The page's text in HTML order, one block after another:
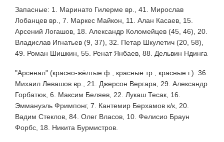
Запасные: 1. Маринато Гилерме вр., 41. Мирослав
Лобанцев вр., 7. Маркес Майкон, 11. Алан Касаев, 15.
Арсений Логашов, 18. Александр Коломейцев (45, 46), 20.
Владислав Игнатьев (9, 37), 32. Петар Шкулетич (20, 58),
49. Роман Шишкин, 55. Ренат Янбаев, 88. Дельвин Ндинга
"Арсенал" (красно-жёлтые ф., красные тр., красные г.): 36.
Михаил Левашов вр., 21. Джерсон Вергара, 29. Александр
Горбатюк, 6. Максим Беляев, 22. Лукаш Тесак, 16.
Эммануэль Фримпонг, 7. Кантемир Берхамов к/к, 20.
Вадим Стеклов, 84. Олег Власов, 10. Фелисио Браун
Форбс, 18. Никита Бурмистров.